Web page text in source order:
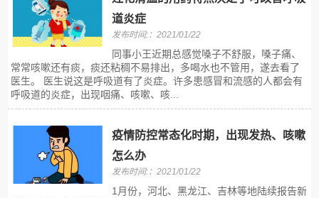
道炎症
发布时间:：2021/01/22
同事小王近期总感觉嗓子不舒服，嗓子痛、
常常咳嗽还有痰，痰还粘稠不易排出，多喝水也不管用，遂去看了
医生。 医生说这是呼吸道有了炎症。许多患感冒和流感的人都会有
呼吸道的炎症，出现咽痛、咳嗽、咳...
疫情防控常态化时期，出现发热、咳嗽
怎么办
发布时间:：2021/01/22
1月份，河北、黑龙江、吉林等地陆续报告新